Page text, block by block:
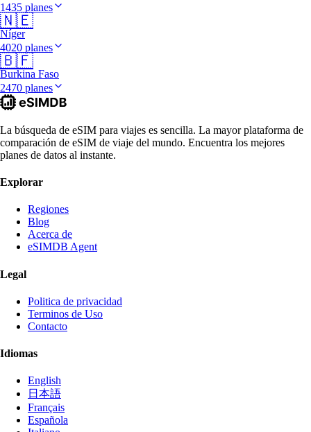
1435 planes
🇳🇪
Níger
4020 planes
🇧🇫
Burkina Faso
2470 planes
La búsqueda de eSIM para viajes es sencilla. La mayor plataforma de
comparación de eSIM de viaje del mundo. Encuentra los mejores
planes de datos al instante.
Explorar
Regiones
Blog
Acerca de
eSIMDB Agent
Legal
Politica de privacidad
Terminos de Uso
Contacto
Idiomas
English
日本語
Français
Española